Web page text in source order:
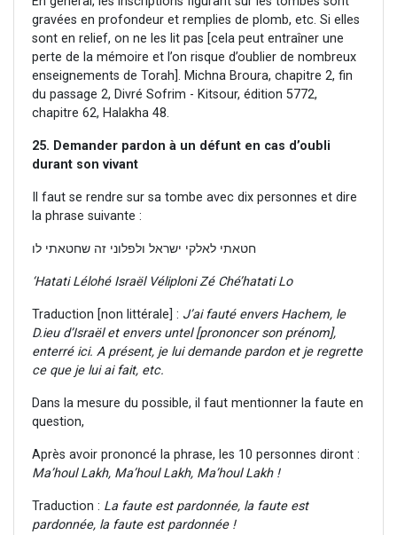
gravées en profondeur et remplies de plomb, etc. Si elles
sont en relief, on ne les lit pas [cela peut entraîner une
perte de la mémoire et l’on risque d’oublier de nombreux
enseignements de Torah]. Michna Broura, chapitre 2, fin
du passage 2, Divré Sofrim - Kitsour, édition 5772,
chapitre 62, Halakha 48.
25. Demander pardon à un défunt en cas d’oubli
durant son vivant
Il faut se rendre sur sa tombe avec dix personnes et dire
la phrase suivante :
חטאתי לאלקי ישראל ולפלוני זה שחטאתי לו
‘Hatati Lélohé Israël Véliploni Zé Ché’hatati Lo
Traduction [non littérale] : J’ai fauté envers Hachem, le
D.ieu d’Israël et envers untel [prononcer son prénom],
enterré ici. A présent, je lui demande pardon et je regrette
ce que je lui ai fait, etc.
Dans la mesure du possible, il faut mentionner la faute en
question,
Après avoir prononcé la phrase, les 10 personnes diront :
Ma’houl Lakh, Ma’houl Lakh, Ma’houl Lakh !
Traduction : La faute est pardonnée, la faute est
pardonnée, la faute est pardonnée !